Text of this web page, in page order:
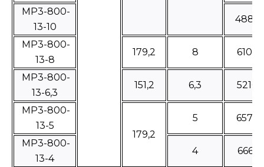
МР3-800-
13-10
МР3-800-
13-8
179,2 8 61060
МР3-800-
13-6,3
151,2 6,3 52160
МР3-800-
13-5
179,2
5 65725
МР3-800-
13-4
4 66610